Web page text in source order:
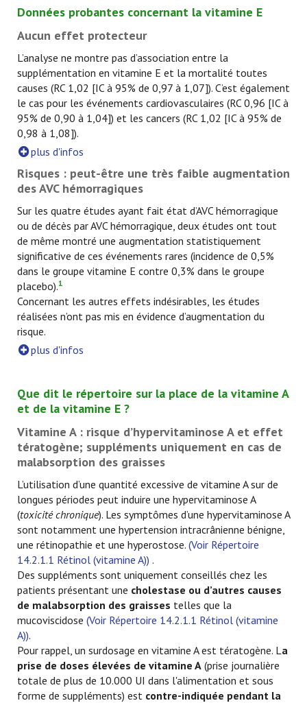
Données probantes concernant la vitamine E
Aucun effet protecteur
L’analyse ne montre pas d’association entre la
supplémentation en vitamine E et la mortalité toutes
causes (RC 1,02 [IC à 95% de 0,97 à 1,07]). C’est également
le cas pour les événements cardiovasculaires (RC 0,96 [IC à
95% de 0,90 à 1,04]) et les cancers (RC 1,02 [IC à 95% de
0,98 à 1,08]).
plus d'infos
Risques : peut-être une très faible augmentation
des AVC hémorragiques
Sur les quatre études ayant fait état d’AVC hémorragique
ou de décès par AVC hémorragique, deux études ont tout
de même montré une augmentation statistiquement
significative de ces événements rares (incidence de 0,5%
dans le groupe vitamine E contre 0,3% dans le groupe
placebo).1
Concernant les autres effets indésirables, les études
réalisées n’ont pas mis en évidence d’augmentation du
risque.
plus d'infos
Que dit le répertoire sur la place de la vitamine A
et de la vitamine E ?
Vitamine A : risque d’hypervitaminose A et effet
tératogène; suppléments uniquement en cas de
malabsorption des graisses
L’utilisation d’une quantité excessive de vitamine A sur de
longues périodes peut induire une hypervitaminose A
(toxicité chronique). Les symptômes d’une hypervitaminose A
sont notamment une hypertension intracrânienne bénigne,
une rétinopathie et une hyperostose. (Voir Répertoire
14.2.1.1 Rétinol (vitamine A)) .
Des suppléments sont uniquement conseillés chez les
patients présentant une cholestase ou d’autres causes
de malabsorption des graisses telles que la
mucoviscidose (Voir Répertoire 14.2.1.1 Rétinol (vitamine
A)).
Pour rappel, un surdosage en vitamine A est tératogène. La
prise de doses élevées de vitamine A (prise journalière
totale de plus de 10.000 UI dans l'alimentation et sous
forme de suppléments) est contre-indiquée pendant la